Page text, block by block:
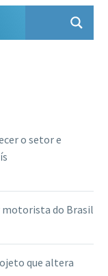
o setor e
motorista do Brasil
que altera